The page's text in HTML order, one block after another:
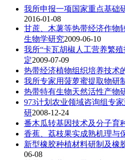
我所申报一项国家重点基础
2016-01-08
甘蔗、木薯等热带经济作物
生物学研究2009-06-10
我所“卡瓦胡椒人工营养繁
定2009-07-09
热带经济植物组织培养技术
我所专家用菠萝蜜提取物研
热带特有生物天然活性产物
973计划农业领域咨询组专
研2008-12-24
番木瓜转基因技术及分子育
香蕉、荔枝果实成熟机理与
新型橡胶种植材料研制及橡
06-08